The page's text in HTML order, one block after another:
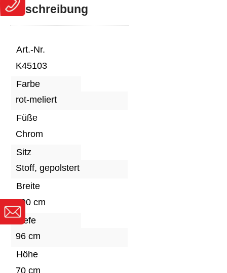
Beschreibung
Art.-Nr.
K45103
Farbe
rot-meliert
Füße
Chrom
Sitz
Stoff, gepolstert
Breite
190 cm
Tiefe
96 cm
Höhe
70 cm